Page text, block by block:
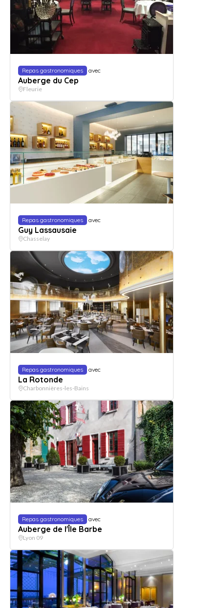
Repas gastronomiques avec
Auberge du Cep
Fleurie
Repas gastronomiques avec
Guy Lassausaie
Chasselay
Repas gastronomiques avec
La Rotonde
Charbonnières-les-Bains
Repas gastronomiques avec
Auberge de l'Île Barbe
Lyon 09